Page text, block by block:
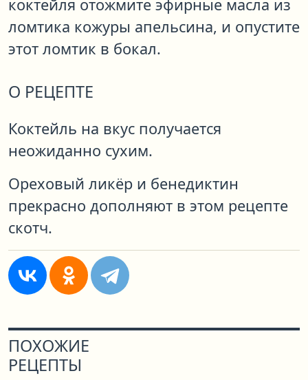
коктейля отожмите эфирные масла из
ломтика кожуры апельсина, и опустите
этот ломтик в бокал.
О РЕЦЕПТЕ
Коктейль на вкус получается
неожиданно сухим.
Ореховый ликёр и бенедиктин
прекрасно дополняют в этом рецепте
скотч.
ПОХОЖИЕ
РЕЦЕПТЫ